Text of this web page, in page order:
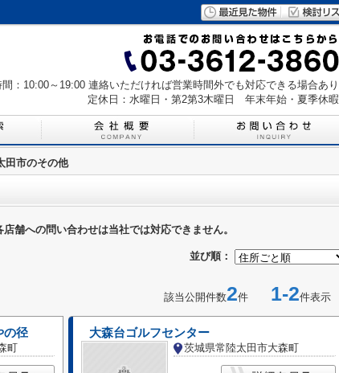
：10:00～19:00 連絡いただければ営業時間外でも対応できる場合あり
定休日：水曜日・第2第3木曜日 年末年始・夏季休暇
田市のその他
舗への問い合わせは当社では対応できません。
並び順：
該当公開件数2件 1-2件表示
の径
町
大森台ゴルフセンター
茨城県常陸太田市大森町